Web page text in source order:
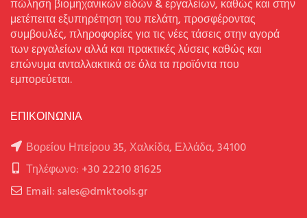
πώληση βιομηχανικών ειδών & εργαλείων, καθώς και στην
μετέπειτα εξυπηρέτηση του πελάτη, προσφέροντας
συμβουλές, πληροφορίες για τις νέες τάσεις στην αγορά
των εργαλείων αλλά και πρακτικές λύσεις καθώς και
επώνυμα ανταλλακτικά σε όλα τα προϊόντα που
εμπορεύεται.
ΕΠΙΚΟΙΝΩΝΙΑ
Βορείου Ηπείρου 35, Χαλκίδα, Ελλάδα, 34100
Τηλέφωνο: +30 22210 81625
Email: sales@dmktools.gr